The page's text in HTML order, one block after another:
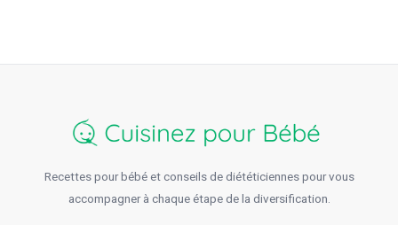
Recettes pour bébé et conseils de diététiciennes pour vous
accompagner à chaque étape de la diversification.